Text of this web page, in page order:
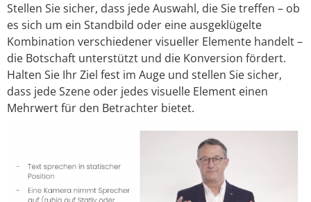
Stellen Sie sicher, dass jede Auswahl, die Sie treffen – ob
es sich um ein Standbild oder eine ausgeklügelte
Kombination verschiedener visueller Elemente handelt –
die Botschaft unterstützt und die Konversion fördert.
Halten Sie Ihr Ziel fest im Auge und stellen Sie sicher,
dass jede Szene oder jedes visuelle Element einen
Mehrwert für den Betrachter bietet.